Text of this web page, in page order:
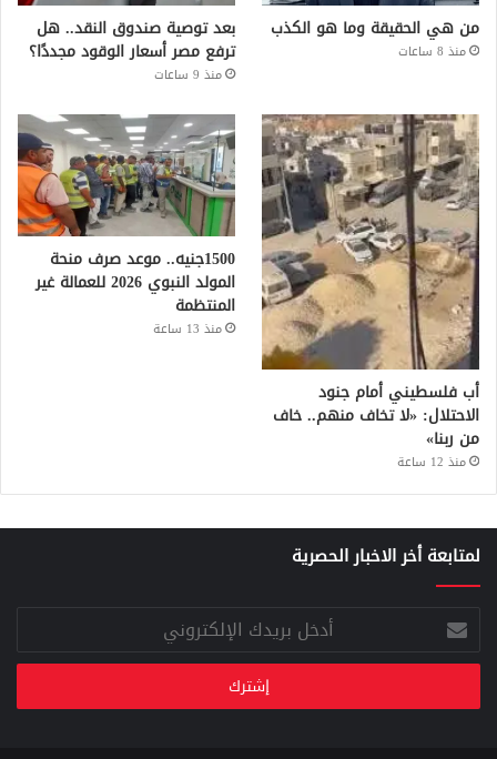
من هي الحقيقة وما هو الكذب
منذ 8 ساعات
بعد توصية صندوق النقد.. هل
ترفع مصر أسعار الوقود مجددًا؟
منذ 9 ساعات
أب فلسطيني أمام جنود
الاحتلال: «لا تخاف منهم.. خاف
من ربنا»
منذ 12 ساعة
1500جنيه.. موعد صرف منحة
المولد النبوي 2026 للعمالة غير
المنتظمة
منذ 13 ساعة
لمتابعة أخر الاخبار الحصرية
أدخل
بريدك
الإلكتروني